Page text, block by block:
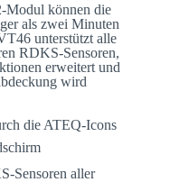
Modul können die
als zwei Minuten
unterstützt alle
RDKS-Sensoren,
erweitert und
wird
die ATEQ-Icons
Sensoren aller